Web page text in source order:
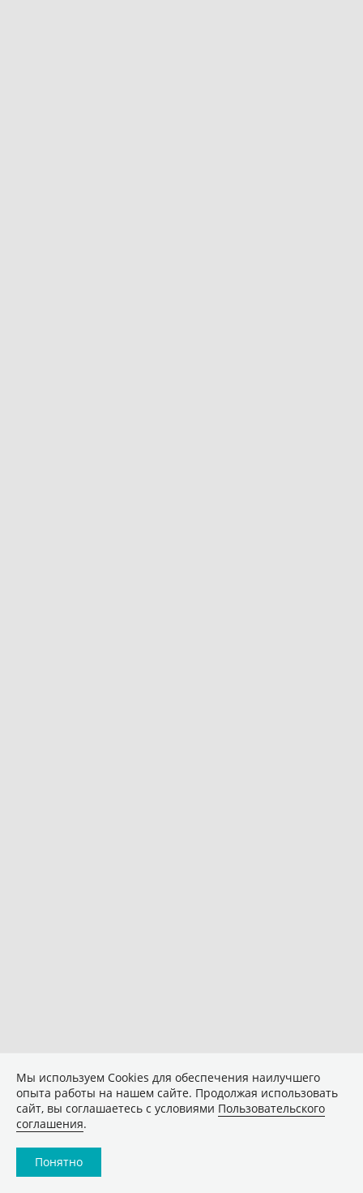
Мы используем Сookies для обеспечения наилучшего
опыта работы на нашем сайте. Продолжая использовать
сайт, вы соглашаетесь с условиями Пользовательского
соглашения.
Понятно